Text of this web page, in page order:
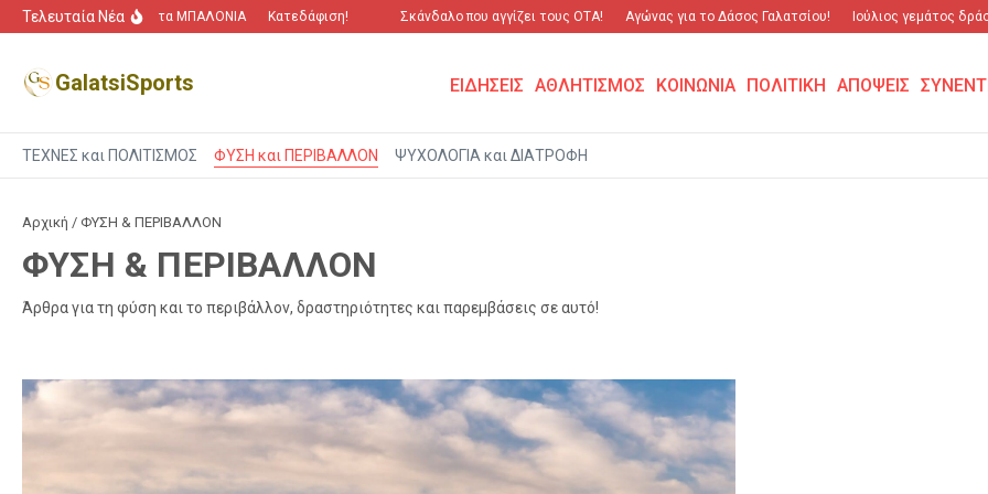
Μετάβαση στο περιεχόμενο
Τελευταία Νέα
“Πόλεμος” για τα ΜΠΑΛΟΝΙΑ Κατεδάφιση! Σκάνδαλο που αγγίζει τους ΟΤΑ! Αγώνας για το Δάσος Γαλατσίου! Ιούλιος γεμάτος
GalatsiSports ΕΙΔΗΣΕΙΣ ΑΘΛΗΤΙΣΜΟΣ ΚΟΙΝΩΝΙΑ ΠΟΛΙΤΙΚΗ ΑΠΟΨΕΙΣ
ΤΕΧΝΕΣ και ΠΟΛΙΤΙΣΜΟΣ ΦΥΣΗ και ΠΕΡΙΒΑΛΛΟΝ ΨΥΧΟΛΟΓΙΑ και ΔΙΑΤΡΟΦΗ
Αρχική / ΦΥΣΗ & ΠΕΡΙΒΑΛΛΟΝ
ΦΥΣΗ & ΠΕΡΙΒΑΛΛΟΝ
Άρθρα για τη φύση και το περιβάλλον, δραστηριότητες και παρεμβάσεις σε αυτό!